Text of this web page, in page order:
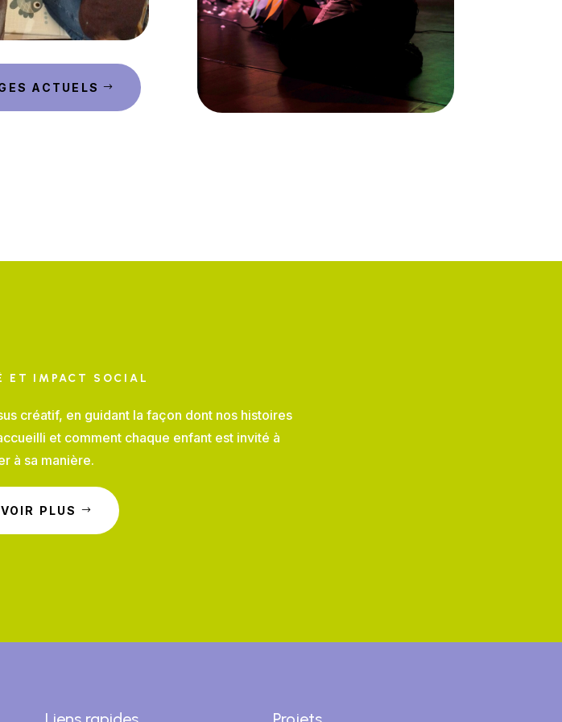
ACTUELS
ET IMPACT SOCIAL
créatif, en guidant la façon dont nos histoires
et comment chaque enfant est invité à
à sa manière.
PLUS